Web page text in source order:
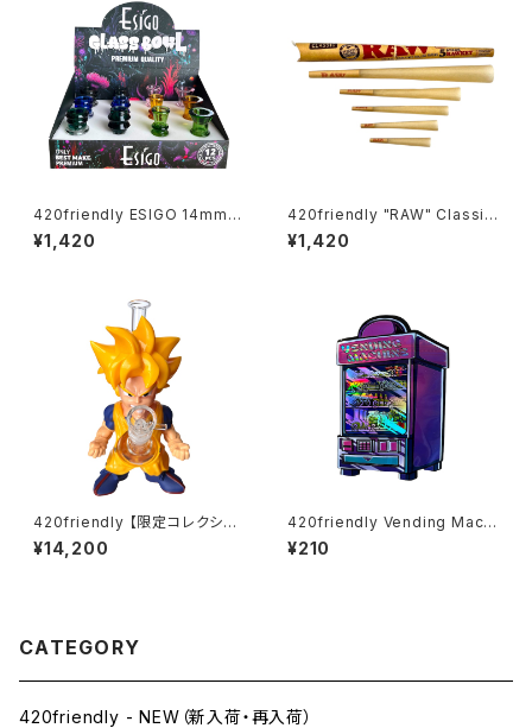
420friendly ESIGO 14mmガ
ラスボウル(火皿) Phoenix As
h Catcher
¥1,420
420friendly "RAW" Classic
5 Stage RAWket Pack（ロウ
クラシック 5ステージ ロケットパ
¥1,420
420friendly 【限定コレクショ
ン】Legendary Fighter Bon
g / レジェンダリーファイター ボ
¥14,200
420friendly Vending Machi
ne Pack｜ベンディングマシン
パケ（3枚入り）
¥210
CATEGORY
420friendly - NEW（新入荷・再入荷）